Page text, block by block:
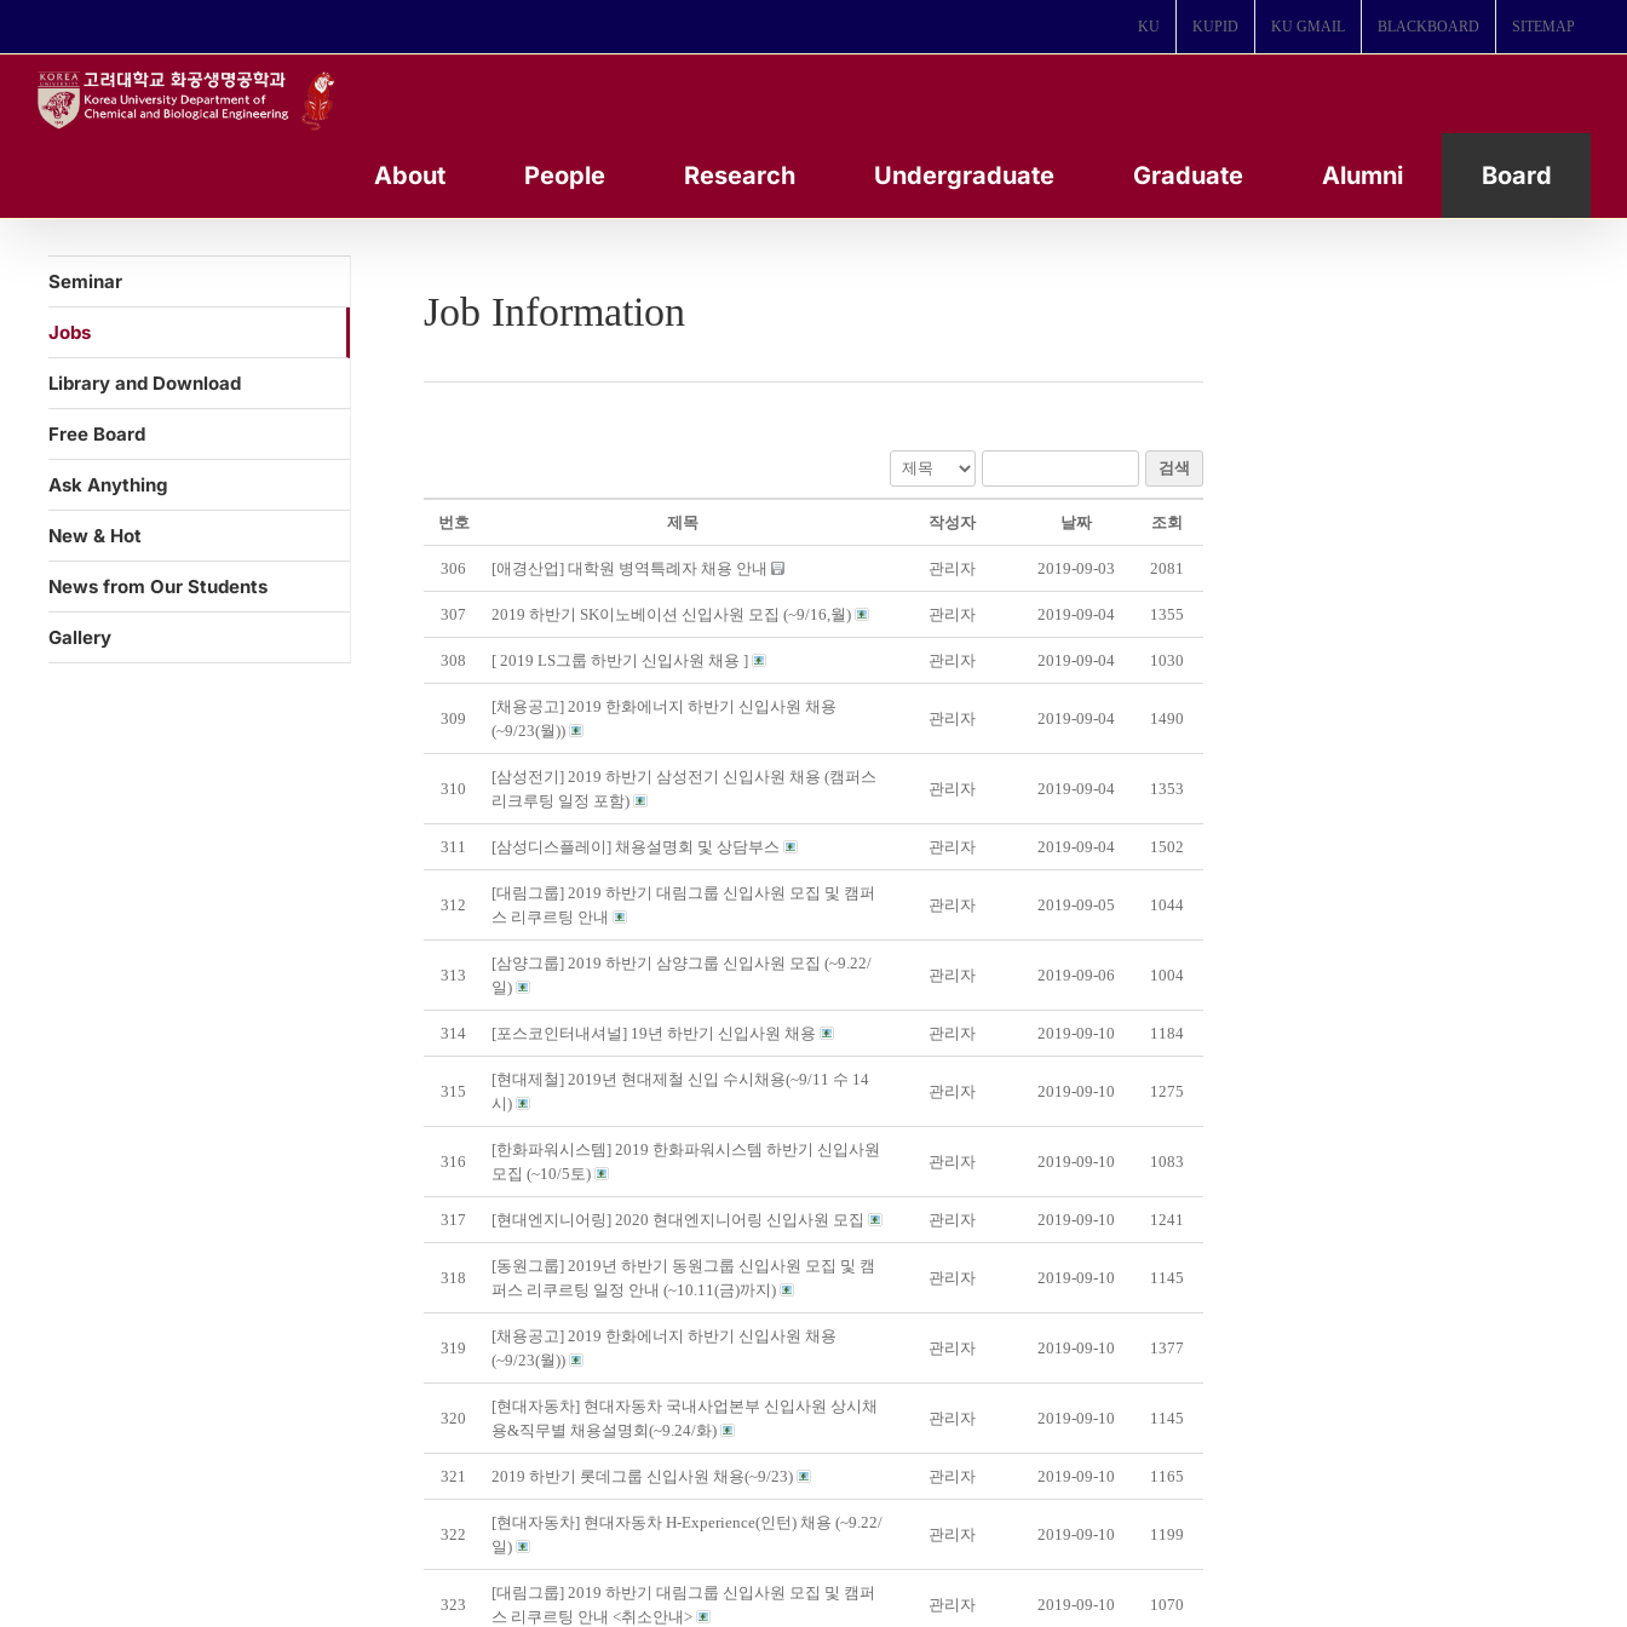
KU KUPID KU GMAIL BLACKBOARD SITEMAP
About People Research Undergraduate Graduate Alumni Board
Job Information
검색
번호 제목 작성자 날짜 조회
306 [애경산업] 대학원 병역특례자 채용 안내 관리자 2019-09-03 2081
307 2019 하반기 SK이노베이션 신입사원 모집 (~9/16,월) 관리자 2019-09-04 1355
308 [ 2019 LS그룹 하반기 신입사원 채용 ] 관리자 2019-09-04 1030
309
[채용공고] 2019 한화에너지 하반기 신입사원 채용
(~9/23(월))
관리자 2019-09-04 1490
310
[삼성전기] 2019 하반기 삼성전기 신입사원 채용 (캠퍼스
리크루팅 일정 포함)
관리자 2019-09-04 1353
311 [삼성디스플레이] 채용설명회 및 상담부스 관리자 2019-09-04 1502
312
[대림그룹] 2019 하반기 대림그룹 신입사원 모집 및 캠퍼
스 리쿠르팅 안내
관리자 2019-09-05 1044
313
[삼양그룹] 2019 하반기 삼양그룹 신입사원 모집 (~9.22/
일)
관리자 2019-09-06 1004
314 [포스코인터내셔널] 19년 하반기 신입사원 채용 관리자 2019-09-10 1184
315
[현대제철] 2019년 현대제철 신입 수시채용(~9/11 수 14
시)
관리자 2019-09-10 1275
316
[한화파워시스템] 2019 한화파워시스템 하반기 신입사원
모집 (~10/5토)
관리자 2019-09-10 1083
317 [현대엔지니어링] 2020 현대엔지니어링 신입사원 모집 관리자 2019-09-10 1241
318
[동원그룹] 2019년 하반기 동원그룹 신입사원 모집 및 캠
퍼스 리쿠르팅 일정 안내 (~10.11(금)까지)
관리자 2019-09-10 1145
319
[채용공고] 2019 한화에너지 하반기 신입사원 채용
(~9/23(월))
관리자 2019-09-10 1377
320
[현대자동차] 현대자동차 국내사업본부 신입사원 상시채
용&직무별 채용설명회(~9.24/화)
관리자 2019-09-10 1145
321 2019 하반기 롯데그룹 신입사원 채용(~9/23) 관리자 2019-09-10 1165
322
[현대자동차] 현대자동차 H-Experience(인턴) 채용 (~9.22/
일)
관리자 2019-09-10 1199
323
[대림그룹] 2019 하반기 대림그룹 신입사원 모집 및 캠퍼
스 리쿠르팅 안내 <취소안내>
관리자 2019-09-10 1070
Seminar
Jobs
Library and Download
Free Board
Ask Anything
New & Hot
News from Our Students
Gallery